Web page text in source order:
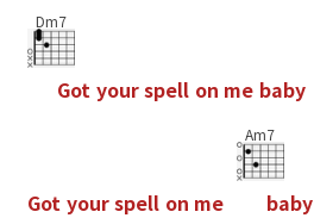
Dm7
Got yourspell on me baby
Got yourspell on me
Am7
baby